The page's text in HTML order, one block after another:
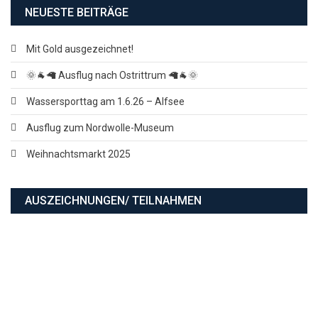
NEUESTE BEITRÄGE
Mit Gold ausgezeichnet!
🌞🐐🦙 Ausflug nach Ostrittrum 🦙🐐🌞
Wassersporttag am 1.6.26 – Alfsee
Ausflug zum Nordwolle-Museum
Weihnachtsmarkt 2025
AUSZEICHNUNGEN/ TEILNAHMEN